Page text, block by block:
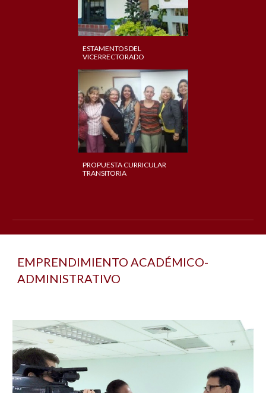
ESTAMENTOS DEL
VICERRECTORADO
PROPUESTA CURRICULAR
TRANSITORIA
EMPRENDIMIENTO ACADÉMICO-
ADMINISTRATIVO